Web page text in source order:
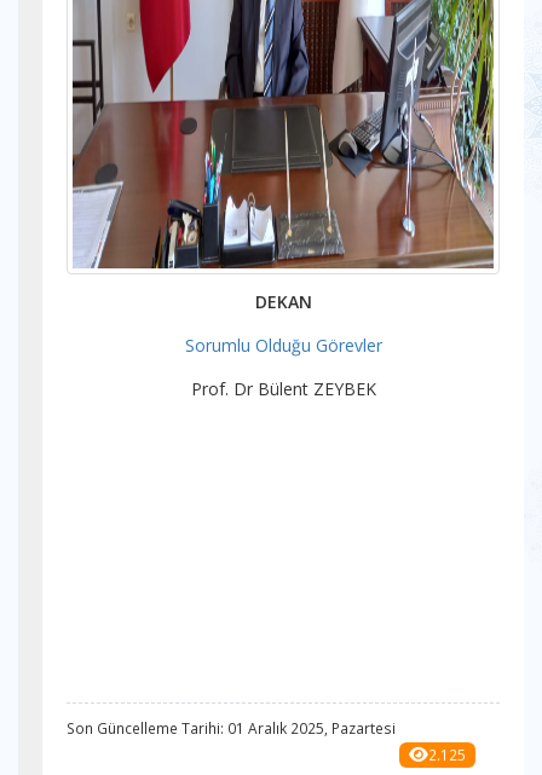
DEKAN
Sorumlu Olduğu Görevler
Prof. Dr Bülent ZEYBEK
Son Güncelleme Tarihi: 01 Aralık 2025, Pazartesi
2.125